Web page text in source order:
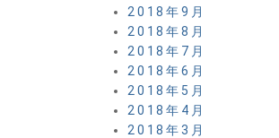
2018年9月
2018年8月
2018年7月
2018年6月
2018年5月
2018年4月
2018年3月